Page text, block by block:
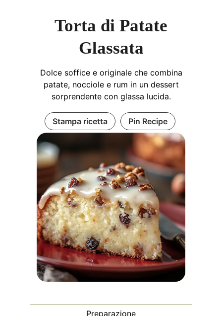
Torta di Patate
Glassata
Dolce soffice e originale che combina
patate, nocciole e rum in un dessert
sorprendente con glassa lucida.
Stampa ricetta Pin Recipe
Preparazione